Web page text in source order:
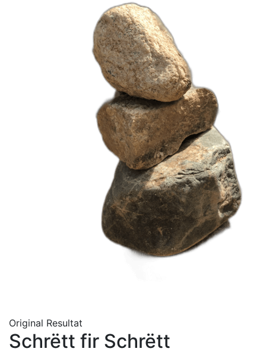
Original Resultat
Schrëtt fir Schrëtt